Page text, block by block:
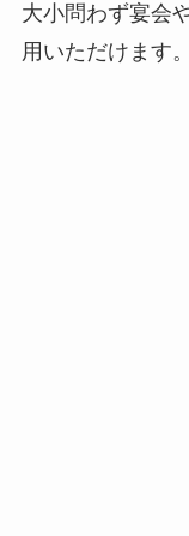
大小問わず宴会
用いただけます。